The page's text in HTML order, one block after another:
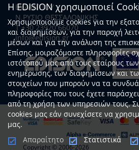
ΒΥΖΑΝΤΙΟΥ
Ν.ΡΥΣΙΟ ΘΕΣΣΑΛΟΝΙΚΗΣ
Τ +30 23920 66070
info@edision.gr
Copyright © 2006-2026
Η EDISION χρησιμοποιεί
Χρησιμοποιούμε cookies για την
και διαφημίσεων, για την παροχή
μέσων και για την ανάλυση της
Επίσης, μοιραζόμαστε πληροφορίες
ιστότοπού μας από τους εταίρους
ενημέρωσης, των διαφημίσεων και
στοιχείων που μπορούν να τα
πληροφορίες που τους έχετε
από τη χρήση των υπηρεσιών τους.
cookies μας εάν συνεχίσετε να
μας.
Απαραίτητο
Στατιστικά